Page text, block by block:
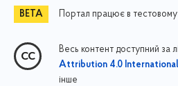
Портал працює в
Весь контент доступний за
Attribution 4.0
інше